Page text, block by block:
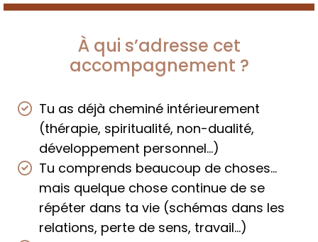
À qui s’adresse cet
accompagnement ?
Tu as déjà cheminé intérieurement
(thérapie, spiritualité, non-dualité,
développement personnel…)
Tu comprends beaucoup de choses…
mais quelque chose continue de se
répéter dans ta vie (schémas dans les
relations, perte de sens, travail…)